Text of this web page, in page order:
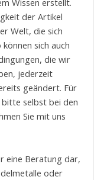
Wissen erstellt.
der Artikel
Welt, die sich
sich auch
die wir
jederzeit
geändert. Für
selbst bei den
Sie mit uns
eine Beratung dar,
oder